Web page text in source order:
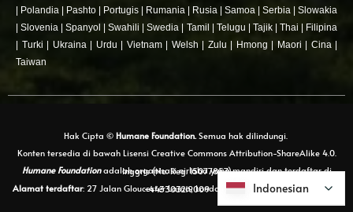
Polandia Pashto Portugis Rumania Rusia Samoa Serbia
Slowakia
|Slovenia |Spanyol |Swahili |Swedia Tamil Telugu Tajik| Thai
Filipina
Turki Ukraina| Urdu Vietnam| Welsh Zulu Hmong Maori Cina|
Taiwan
Hak Cipta © Humane Foundation.Semua hak dilindungi.
Konten tersedia di bawah Lisensi Creative Commons Attribution-ShareAlike 4.0.
Humane Foundation
adalah organisasi nirlaba yang mandiri dan terdaftar di Inggris (No. Reg. 15077857)
Alamat terdaftar
: 27 Jalan Gloucester Lama, London, Inggris, WC1N 3AX. Telepon: +443303219009 Indonesian
Indonesian